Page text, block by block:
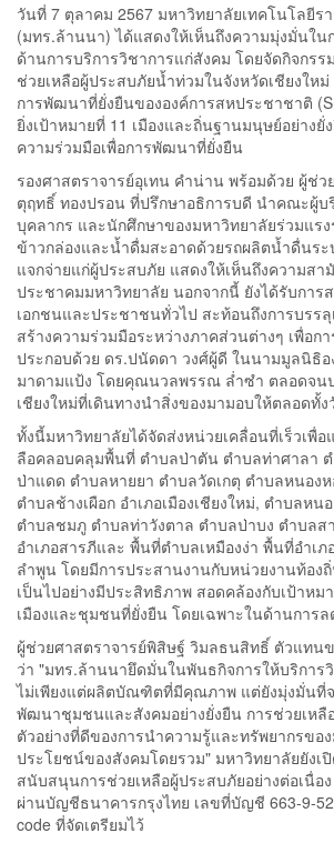
วันที่ 7 ตุลาคม 2567 มหาวิทยาลัยเทคโนโลยีร
(มทร.ล้านนา) ได้แสดงให้เห็นถึงความมุ่งมั่นใ
ด้านการบริการวิชาการแก่สังคม โดยจัดกิจกรร
ช่วยเหลือผู้ประสบภัยน้ำท่วมในจังหวัดเชียงให
การพัฒนาที่ยั่งยืนขององค์การสหประชาชาติ
ยิ่งเป้าหมายที่ 11 เมืองและถิ่นฐานมนุษย์อย่างยั่
ความร่วมมือเพื่อการพัฒนาที่ยั่งยืน
รองศาสตราจารย์อุเทน คำน่าน พร้อมด้วย ผู้ช่ว
ตุฤทธิ์ ทองปรอน ที่ปรึกษาอธิการบดี นำคณะผู้บ
บุคลากร และนักศึกษาของมหาวิทยาลัยร่วมแร
ข้าวกล่องและน้ำดื่มสะอาดด้วยรถผลิตน้ำดื่นระ
แจกจ่ายแก่ผู้ประสบภัย แสดงให้เห็นถึงความส
ประชาคมมหาวิทยาลัย นอกจากนี้ ยังได้รับกา
เอกชนและประชาชนทั่วไป สะท้อนถึงการบรร
สร้างความร่วมมือระหว่างภาคส่วนต่างๆ เพื่อก
ประกอบด้วย ดร.ปนัดดา วงศ์ผู้ดี ในนามมูลนิธิ
มาดามแป้ง โดยคุณนวลพรรณ ล่ำซำ ตลอดจน
เชียงใหม่ที่เดินทางนำสิ่งของมามอบให้ตลอดทั้ง
ทั้งนี้มหาวิทยาลัยได้จัดส่งหน่วยเคลื่อนที่เร็วเพื่อ
ลือคลอบคลุมพื้นที่ ตำบลป่าตัน ตำบลท่าศาลา
ป่าแดด ตำบลหายยา ตำบลวัดเกตุ ตำบลหนอง
ตำบลช้างเผือก อำเภอเมืองเชียงใหม่, ตำบลหน
ตำบลชมภู ตำบลท่าวังตาล ตำบลป่าบง ตำบลส
อำเภอสารภีและ พื้นที่ตำบลเหมืองง่า พื้นที่อำเภ
ลำพูน โดยมีการประสานงานกับหน่วยงานท้อง
เป็นไปอย่างมีประสิทธิภาพ สอดคล้องกับเป้าหม
เมืองและชุมชนที่ยั่งยืน โดยเฉพาะในด้านการ
ผู้ช่วยศาสตราจารย์พิสิษฐ์ วิมลธนสิทธิ์ ตัวแทน
ว่า "มทร.ล้านนายึดมั่นในพันธกิจการให้บริการ
ไม่เพียงแต่ผลิตบัณฑิตที่มีคุณภาพ แต่ยังมุ่งมั่นที่
พัฒนาชุมชนและสังคมอย่างยั่งยืน การช่วยเหลื
ตัวอย่างที่ดีของการนำความรู้และทรัพยากรขอ
ประโยชน์ของสังคมโดยรวม" มหาวิทยาลัยยังเ
สนับสนุนการช่วยเหลือผู้ประสบภัยอย่างต่อเนื่อ
ผ่านบัญชีธนาคารกรุงไทย เลขที่บัญชี 663-9-
code ที่จัดเตรียมไว้